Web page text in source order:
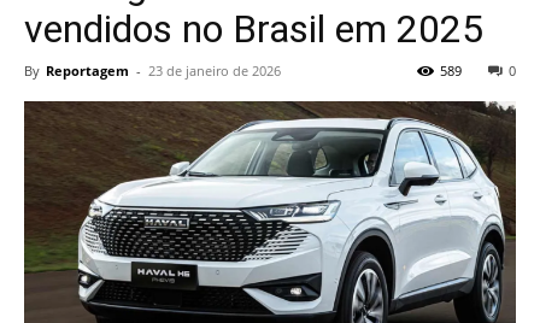
vendidos no Brasil em 2025
By Reportagem - 23 de janeiro de 2026 0
589